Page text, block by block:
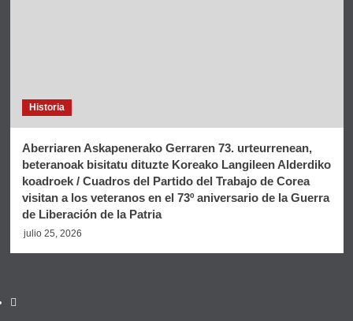
Historia
Aberriaren Askapenerako Gerraren 73. urteurrenean,
beteranoak bisitatu dituzte Koreako Langileen Alderdiko
koadroek / Cuadros del Partido del Trabajo de Corea
visitan a los veteranos en el 73º aniversario de la Guerra
de Liberación de la Patria
julio 25, 2026
Twitter